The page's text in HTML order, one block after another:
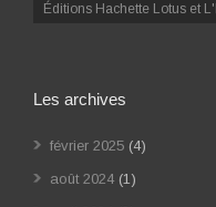
Éditions Hachette Lotus et
Les archives
février 2025 (4)
août 2024 (1)